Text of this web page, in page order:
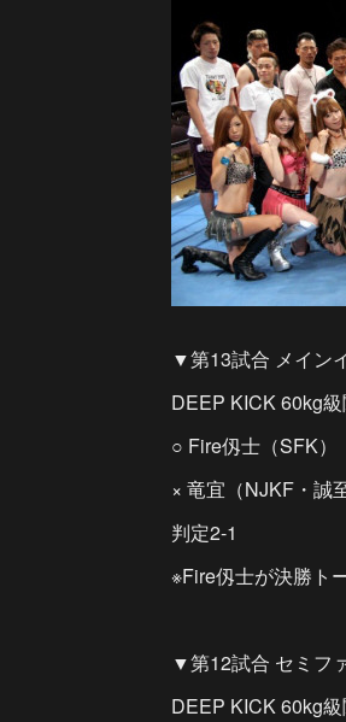
▼第13試合 メイン
DEEP KICK 60kg
○ Fire仭士（SFK）
× 竜宜（NJKF・誠
判定2-1
※Fire仭士が決勝ト
▼第12試合 セミフ
DEEP KICK 60kg